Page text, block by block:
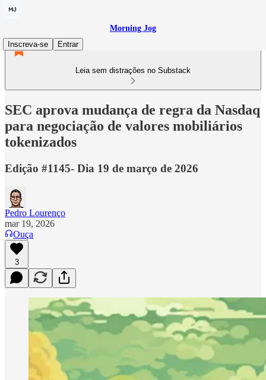
Morning Jog
Inscreva-se
Entrar
Leia sem distrações no Substack
SEC aprova mudança de regra da Nasdaq
para negociação de valores mobiliários
tokenizados
Edição #1145- Dia 19 de março de 2026
Pedro Lourenço
mar 19, 2026
Ouça
3